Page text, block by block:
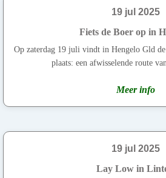
19 jul 2025
Fiets de Boer op in
Op zaterdag 19 juli vindt in Hengelo Gld
plaats: een afwisselende route
Meer info
19 jul 2025
Lay Low in